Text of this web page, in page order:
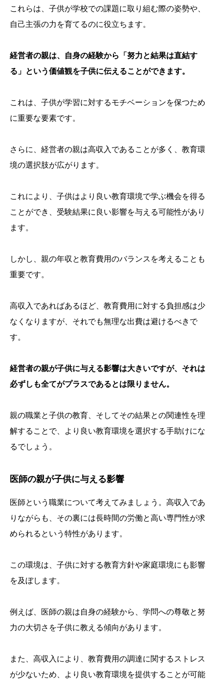
これらは、子供が学校での課題に取り組む際の姿勢や、
自己主張の力を育てるのに役立ちます。
経営者の親は、自身の経験から「努力と結果は直結す
る」という価値観を子供に伝えることができます。
これは、子供が学習に対するモチベーションを保つため
に重要な要素です。
さらに、経営者の親は高収入であることが多く、教育環
境の選択肢が広がります。
これにより、子供はより良い教育環境で学ぶ機会を得る
ことができ、受験結果に良い影響を与える可能性があり
ます。
しかし、親の年収と教育費用のバランスを考えることも
重要です。
高収入であればあるほど、教育費用に対する負担感は少
なくなりますが、それでも無理な出費は避けるべきで
す。
経営者の親が子供に与える影響は大きいですが、それは
必ずしも全てがプラスであるとは限りません。
親の職業と子供の教育、そしてその結果との関連性を理
解することで、より良い教育環境を選択する手助けにな
るでしょう。
医師の親が子供に与える影響
医師という職業について考えてみましょう。高収入であ
りながらも、その裏には長時間の労働と高い専門性が求
められるという特性があります。
この環境は、子供に対する教育方針や家庭環境にも影響
を及ぼします。
例えば、医師の親は自身の経験から、学問への尊敬と努
力の大切さを子供に教える傾向があります。
また、高収入により、教育費用の調達に関するストレス
が少ないため、より良い教育環境を提供することが可能